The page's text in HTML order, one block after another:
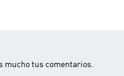
mucho tus comentarios.